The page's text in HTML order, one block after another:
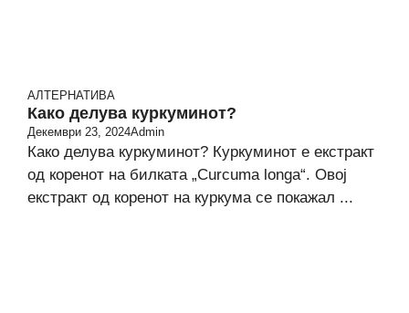
АЛТЕРНАТИВА
Како делува куркуминот?
Декември 23, 2024Admin
Како делува куркуминот? Куркуминот е екстракт
од коренот на билката „Curcuma longa“. Овој
екстракт од коренот на куркума се покажал ...